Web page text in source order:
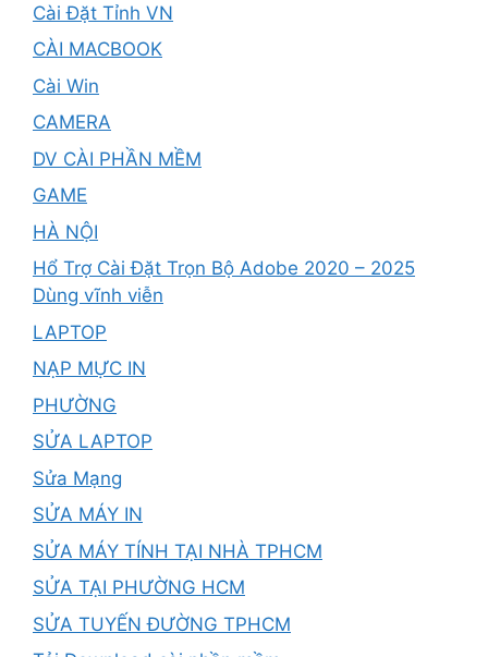
Cài Đặt Tỉnh VN
CÀI MACBOOK
Cài Win
CAMERA
DV CÀI PHẦN MỀM
GAME
HÀ NỘI
Hổ Trợ Cài Đặt Trọn Bộ Adobe 2020 – 2025
Dùng vĩnh viễn
LAPTOP
NẠP MỰC IN
PHƯỜNG
SỬA LAPTOP
Sửa Mạng
SỬA MÁY IN
SỬA MÁY TÍNH TẠI NHÀ TPHCM
SỬA TẠI PHƯỜNG HCM
SỬA TUYẾN ĐƯỜNG TPHCM